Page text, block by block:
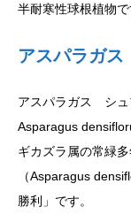
半耐寒性球根植物
アスパラガス
アスパラガス シュ
Asparagus
ギカズラ属の常緑
（Asparagus
勝利」です。